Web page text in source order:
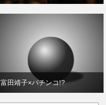
富田靖子×パチンコ!?